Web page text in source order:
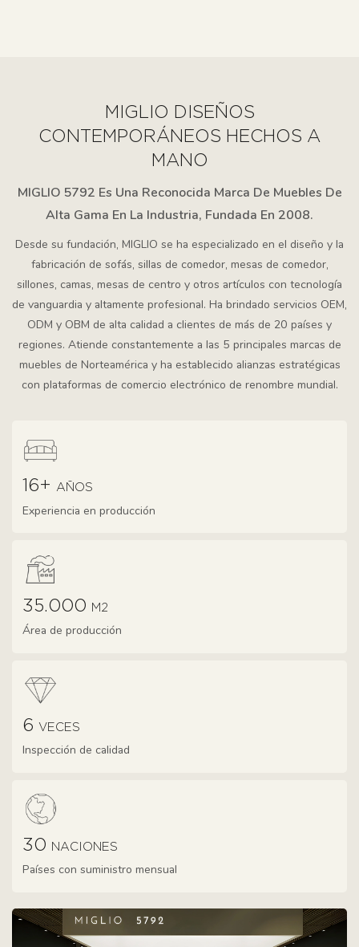
MIGLIO DISEÑOS
CONTEMPORÁNEOS HECHOS A
MANO
MIGLIO 5792 Es Una Reconocida Marca De Muebles De
Alta Gama En La Industria, Fundada En 2008.
Desde su fundación, MIGLIO se ha especializado en el diseño y la
fabricación de sofás, sillas de comedor, mesas de comedor,
sillones, camas, mesas de centro y otros artículos con tecnología
de vanguardia y altamente profesional. Ha brindado servicios OEM,
ODM y OBM de alta calidad a clientes de más de 20 países y
regiones. Atiende constantemente a las 5 principales marcas de
muebles de Norteamérica y ha establecido alianzas estratégicas
con plataformas de comercio electrónico de renombre mundial.
16+AÑOS
Experiencia en producción
35.000 M2
Área de producción
6VECES
Inspección de calidad
30 NACIONES
Países con suministro mensual